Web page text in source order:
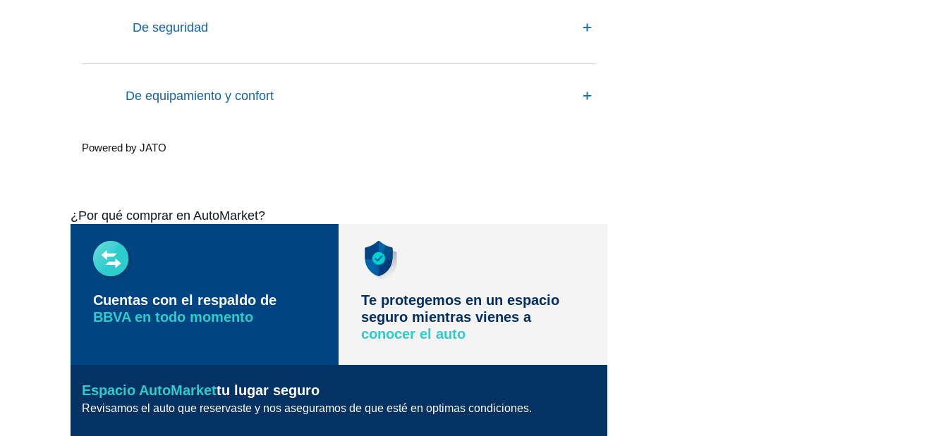
De seguridad
De equipamiento y confort
Powered by JATO
¿Por qué comprar en AutoMarket?
Cuentas con el respaldo de
BBVA en todo momento
Te protegemos en un espacio
seguro mientras vienes a
conocer el auto
Espacio AutoMarkettu lugar seguro
Revisamos el auto que reservaste y nos aseguramos de que esté en optimas condiciones.